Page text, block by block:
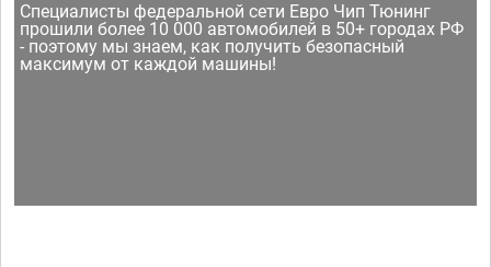
Специалисты федеральной сети Евро Чип Тюнинг
прошили более 10 000 автомобилей в 50+ городах РФ
- поэтому мы знаем, как получить безопасный
максимум от каждой машины!